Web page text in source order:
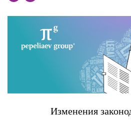
Изменения